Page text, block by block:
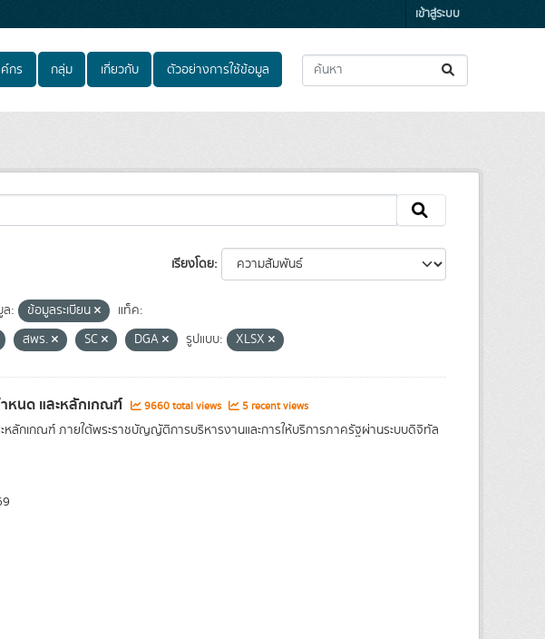
เข้าสู่ระบบ
กร กลุ่ม เกี่ยวกับ ตัวอย่างการใช้ข้อมูล
เรียงโดย
ล: ข้อมูลระเบียน
แท็ค:
สพร. SC DGA รูปแบบ: XLSX
หนด และหลักเกณฑ์ 9660 total views 5 recent views
ลักเกณฑ์ ภายใต้พระราชบัญญัติการบริหารงานและการให้บริการภาครัฐผ่านระบบดิจิทัล